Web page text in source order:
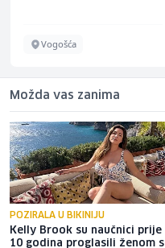
Vogošća
Možda vas zanima
POZIRALA U BIKINIJU
Kelly Brook su naučnici prije
10 godina proglasili ženom s